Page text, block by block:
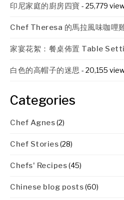
印尼家庭的廚房四寶 - 25,779
Chef Theresa 的馬拉風味咖哩
家宴花絮：餐桌佈置 Table
白色的高帽子的迷思 - 20,155
Categories
Chef Agnes(2)
Chef Stories(28)
Chefs' Recipes(45)
Chinese blog posts(60)